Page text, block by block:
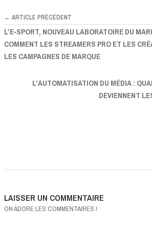
← ARTICLE PRÉCÉDENT
L’E‑SPORT, NOUVEAU LABORATOIRE DU
COMMENT LES STREAMERS PRO ET LES
LES CAMPAGNES DE MARQUE
L’AUTOMATISATION DU MÉDIA :
DEVIENNENT
LAISSER UN COMMENTAIRE
ON ADORE LES COMMENTAIRES !